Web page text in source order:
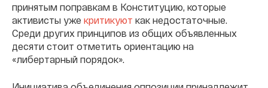
принятым поправкам в Конституцию, которые
активисты уже критикуют как недостаточные.
Среди других принципов из общих объявленных
десяти стоит отметить ориентацию на
«либертарный порядок».